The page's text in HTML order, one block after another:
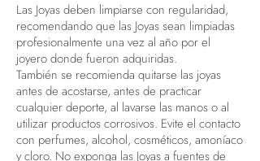
Las Joyas deben limpiarse con regularidad,
recomendando que las Joyas sean limpiadas
profesionalmente una vez al año por el
joyero donde fueron adquiridas.
También se recomienda quitarse las joyas
antes de acostarse, antes de practicar
cualquier deporte, al lavarse las manos o al
utilizar productos corrosivos. Evite el contacto
con perfumes, alcohol, cosméticos, amoníaco
y cloro. No exponga las Joyas a fuentes de